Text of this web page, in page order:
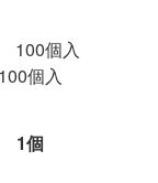
100個入
個入
1個